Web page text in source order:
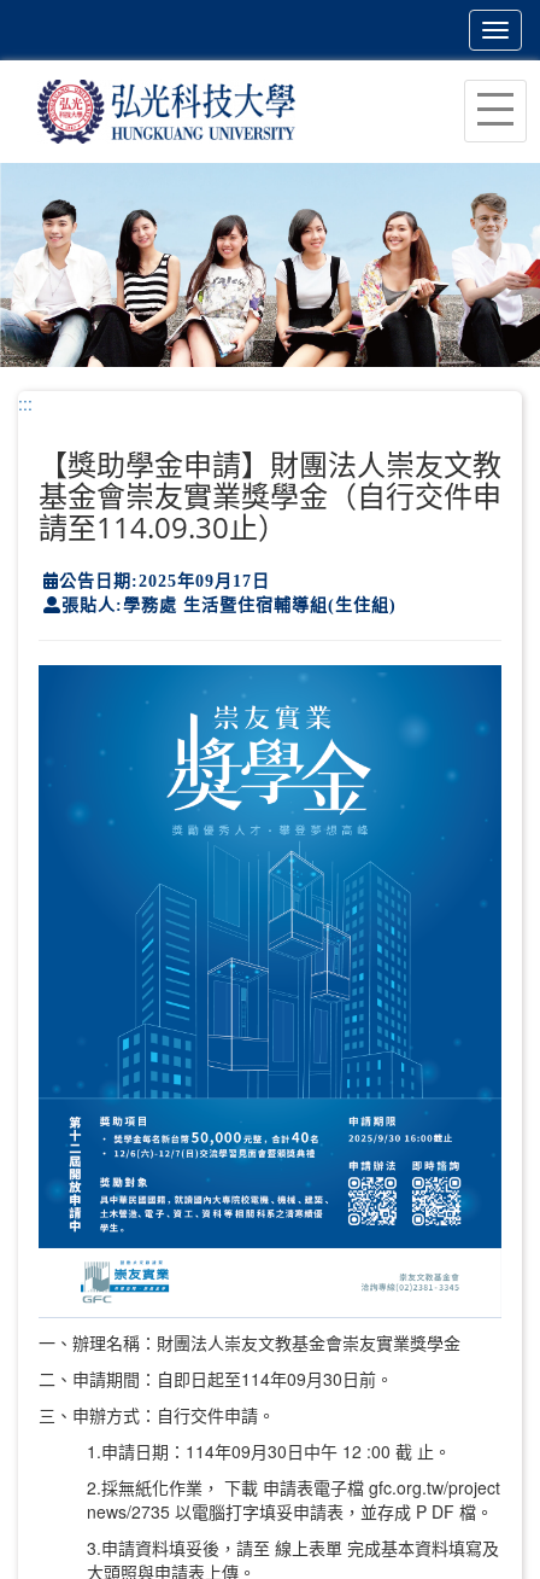
主
容
區
塊
:::
【獎助學金申請】財團法人崇友文教
基金會崇友實業獎學金（自行交件申
請至114.09.30止）
公告日期:2025年09月17日
張貼人:學務處 生活暨住宿輔導組(生住組)
一、辦理名稱：財團法人崇友文教基金會崇友實業獎學金
二、申請期間：自即日起至114年09月30日前。
三、申辦方式：自行交件申請。
1.申請日期：114年09月30日中午 12 :00 截 止。
2.採無紙化作業， 下載 申請表電子檔 gfc.org.tw/project
news/2735 以電腦打字填妥申請表，並存成 P DF 檔。
3.申請資料填妥後，請至 線上表單 完成基本資料填寫及
大頭照與申請表上傳。